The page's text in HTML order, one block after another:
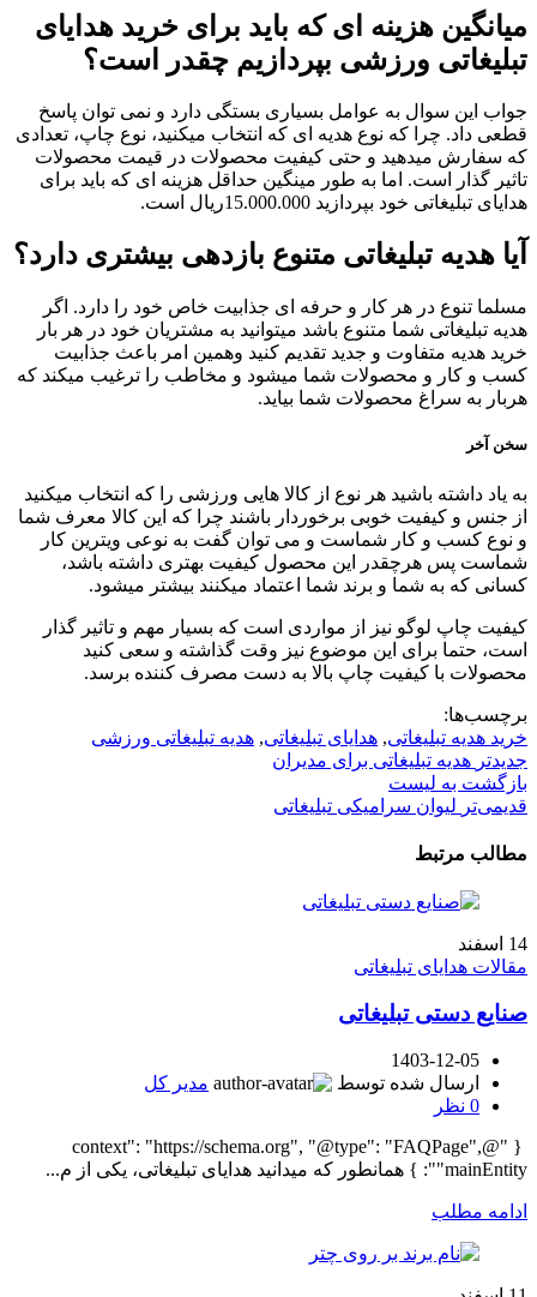
میانگین هزینه ای که باید برای خرید هدایای
تبلیغاتی ورزشی بپردازیم چقدر است؟
جواب این سوال به عوامل بسیاری بستگی دارد و نمی توان پاسخ
قطعی داد. چرا که نوع هدیه ای که انتخاب میکنید، نوع چاپ، تعدادی
که سفارش میدهید و حتی کیفیت محصولات در قیمت محصولات
تاثیر گذار است. اما به طور مینگین حداقل هزینه ای که باید برای
هدایای تبلیغاتی خود بپردازید 15.000.000ريال است.
آیا هدیه تبلیغاتی متنوع بازدهی بیشتری دارد؟
مسلما تنوع در هر کار و حرفه ای جذابیت خاص خود را دارد. اگر
هدیه تبلیغاتی شما متنوع باشد میتوانید به مشتریان خود در هر بار
خرید هدیه متفاوت و جدید تقدیم کنید وهمین امر باعث جذابیت
کسب و کار و محصولات شما میشود و مخاطب را ترغیب میکند که
هربار به سراغ محصولات شما بیاید.
سخن آخر
به یاد داشته باشید هر نوع از کالا هایی ورزشی را که انتخاب میکنید
از جنس و کیفیت خوبی برخوردار باشند چرا که این کالا معرف شما
و نوع کسب و کار شماست و می توان گفت به نوعی ویترین کار
شماست پس هرچقدر این محصول کیفیت بهتری داشته باشد،
کسانی که به شما و برند شما اعتماد میکنند بیشتر میشود.
کیفیت چاپ لوگو نیز از مواردی است که بسیار مهم و تاثیر گذار
است، حتما برای این موضوع نیز وقت گذاشته و سعی کنید
محصولات با کیفیت چاپ بالا به دست مصرف کننده برسد.
برچسب‌ها:
خرید هدیه تبلیغاتی, هدایای تبلیغاتی, هدیه تبلیغاتی ورزشی
جدیدتر هدیه تبلیغاتی برای مدیران
بازگشت به لیست
قدیمی‌تر لیوان سرامیکی تبلیغاتی
مطالب مرتبط
14 اسفند
مقالات هدایای تبلیغاتی
صنایع دستی تبلیغاتی
1403-12-05
ارسال شده توسط
مدیر کل
0 نظر
{ "@context": "https://schema.org", "@type": "FAQPage",
"mainEntity": } همانطور که میدانید هدایای تبلیغاتی، یکی از م...
ادامه مطلب